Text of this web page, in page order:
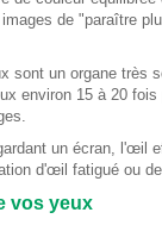
de "paraître
sont un organe très
environ 15 à 20
un écran, l'œil
d'œil fatigué ou
vos yeux